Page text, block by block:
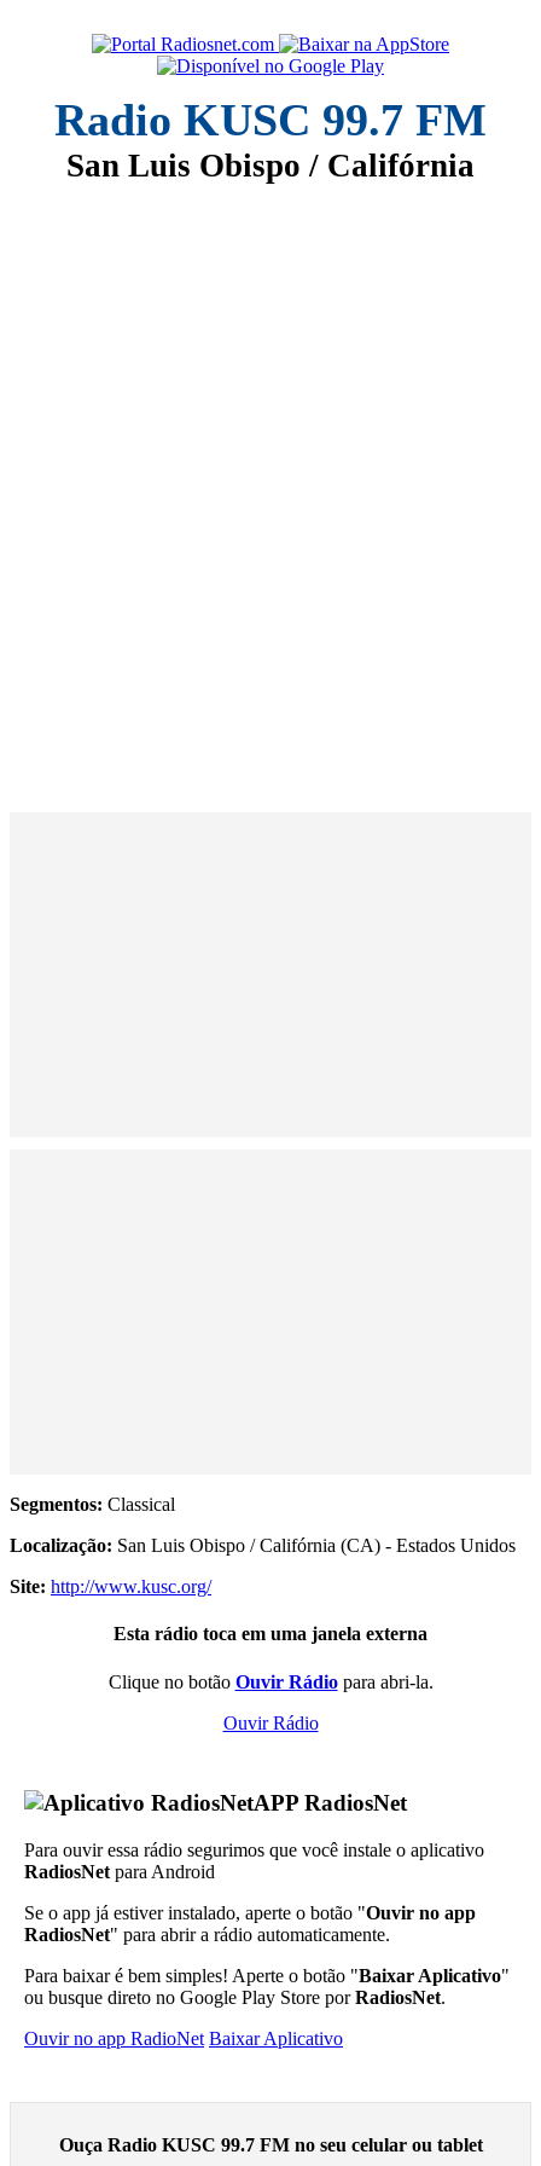
Radio KUSC 99.7 FM
San Luis Obispo / Califórnia
Segmentos: Classical
Localização: San Luis Obispo / Califórnia (CA) - Estados Unidos
Site: http://www.kusc.org/
Esta rádio toca em uma janela externa
Clique no botão Ouvir Rádiopara abri-la.
Ouvir Rádio
APP RadiosNet
Para ouvir essa rádio segurimos que você instale o aplicativo
RadiosNet para Android
Se o app já estiver instalado, aperte o botão "Ouvir no app
RadiosNet" para abrir a rádio automaticamente.
Para baixar é bem simples! Aperte o botão "Baixar Aplicativo"
ou busque direto no Google Play Store porRadiosNet.
Ouvir no app RadioNet Baixar Aplicativo
Ouça Radio KUSC 99.7 FM no seu celular ou tablet